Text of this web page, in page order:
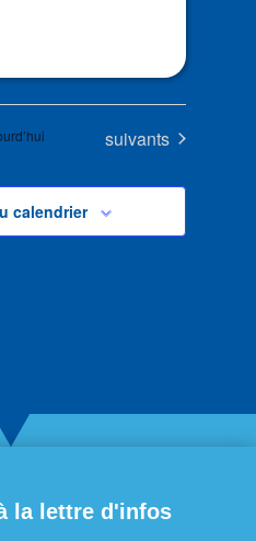
Évènements
suivants
calendrier
la lettre d'infos